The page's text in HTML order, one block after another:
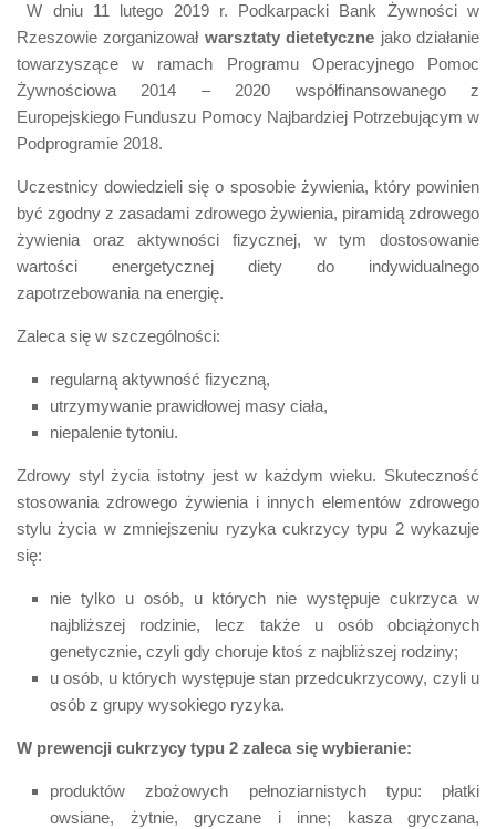
W dniu 11 lutego 2019 r. Podkarpacki Bank Żywności w
Rzeszowie zorganizowałwarsztaty dietetyczne jako działanie
towarzyszące w ramach Programu Operacyjnego Pomoc
Żywnościowa 2014 – 2020 współfinansowanego z
Europejskiego Funduszu Pomocy Najbardziej Potrzebującym w
Podprogramie 2018.
Uczestnicy dowiedzieli się o sposobie żywienia, który powinien
być zgodny z zasadami zdrowego żywienia, piramidą zdrowego
żywienia oraz aktywności fizycznej, w tym dostosowanie
wartości energetycznej diety do indywidualnego
zapotrzebowania na energię.
Zaleca się w szczególności:
regularną aktywność fizyczną,
utrzymywanie prawidłowej masy ciała,
niepalenie tytoniu.
Zdrowy styl życia istotny jest w każdym wieku. Skuteczność
stosowania zdrowego żywienia i innych elementów zdrowego
stylu życia w zmniejszeniu ryzyka cukrzycy typu 2 wykazuje
się:
nie tylko u osób, u których nie występuje cukrzyca w
najbliższej rodzinie, lecz także u osób obciążonych
genetycznie, czyli gdy choruje ktoś z najbliższej rodziny;
u osób, u których występuje stan przedcukrzycowy, czyli u
osób z grupy wysokiego ryzyka.
W prewencji cukrzycy typu 2 zaleca się wybieranie:
produktów zbożowych pełnoziarnistych typu: płatki
owsiane, żytnie, gryczane i inne; kasza gryczana,